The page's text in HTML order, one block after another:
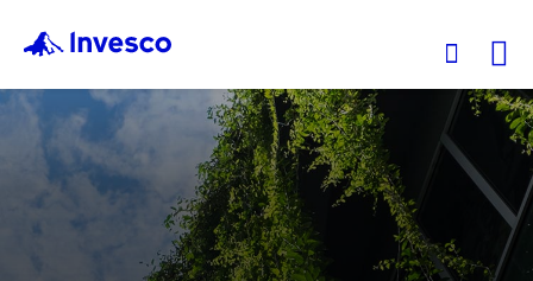
我們的基金
投資觀點